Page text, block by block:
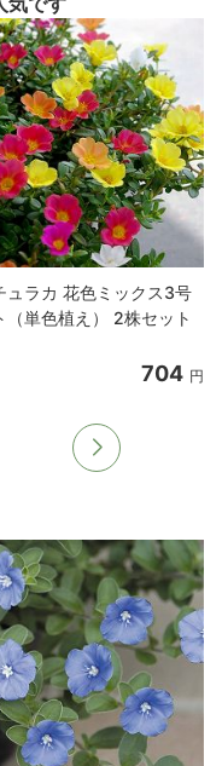
ュラカ 花色ミックス3号
（単色植え） 2株セット
704 円